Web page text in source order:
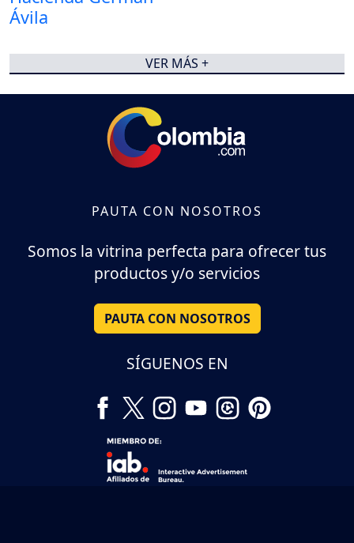
VER MÁS +
PAUTA CON NOSOTROS
Somos la vitrina perfecta para ofrecer tus
productos y/o servicios
PAUTA CON NOSOTROS
SÍGUENOS EN